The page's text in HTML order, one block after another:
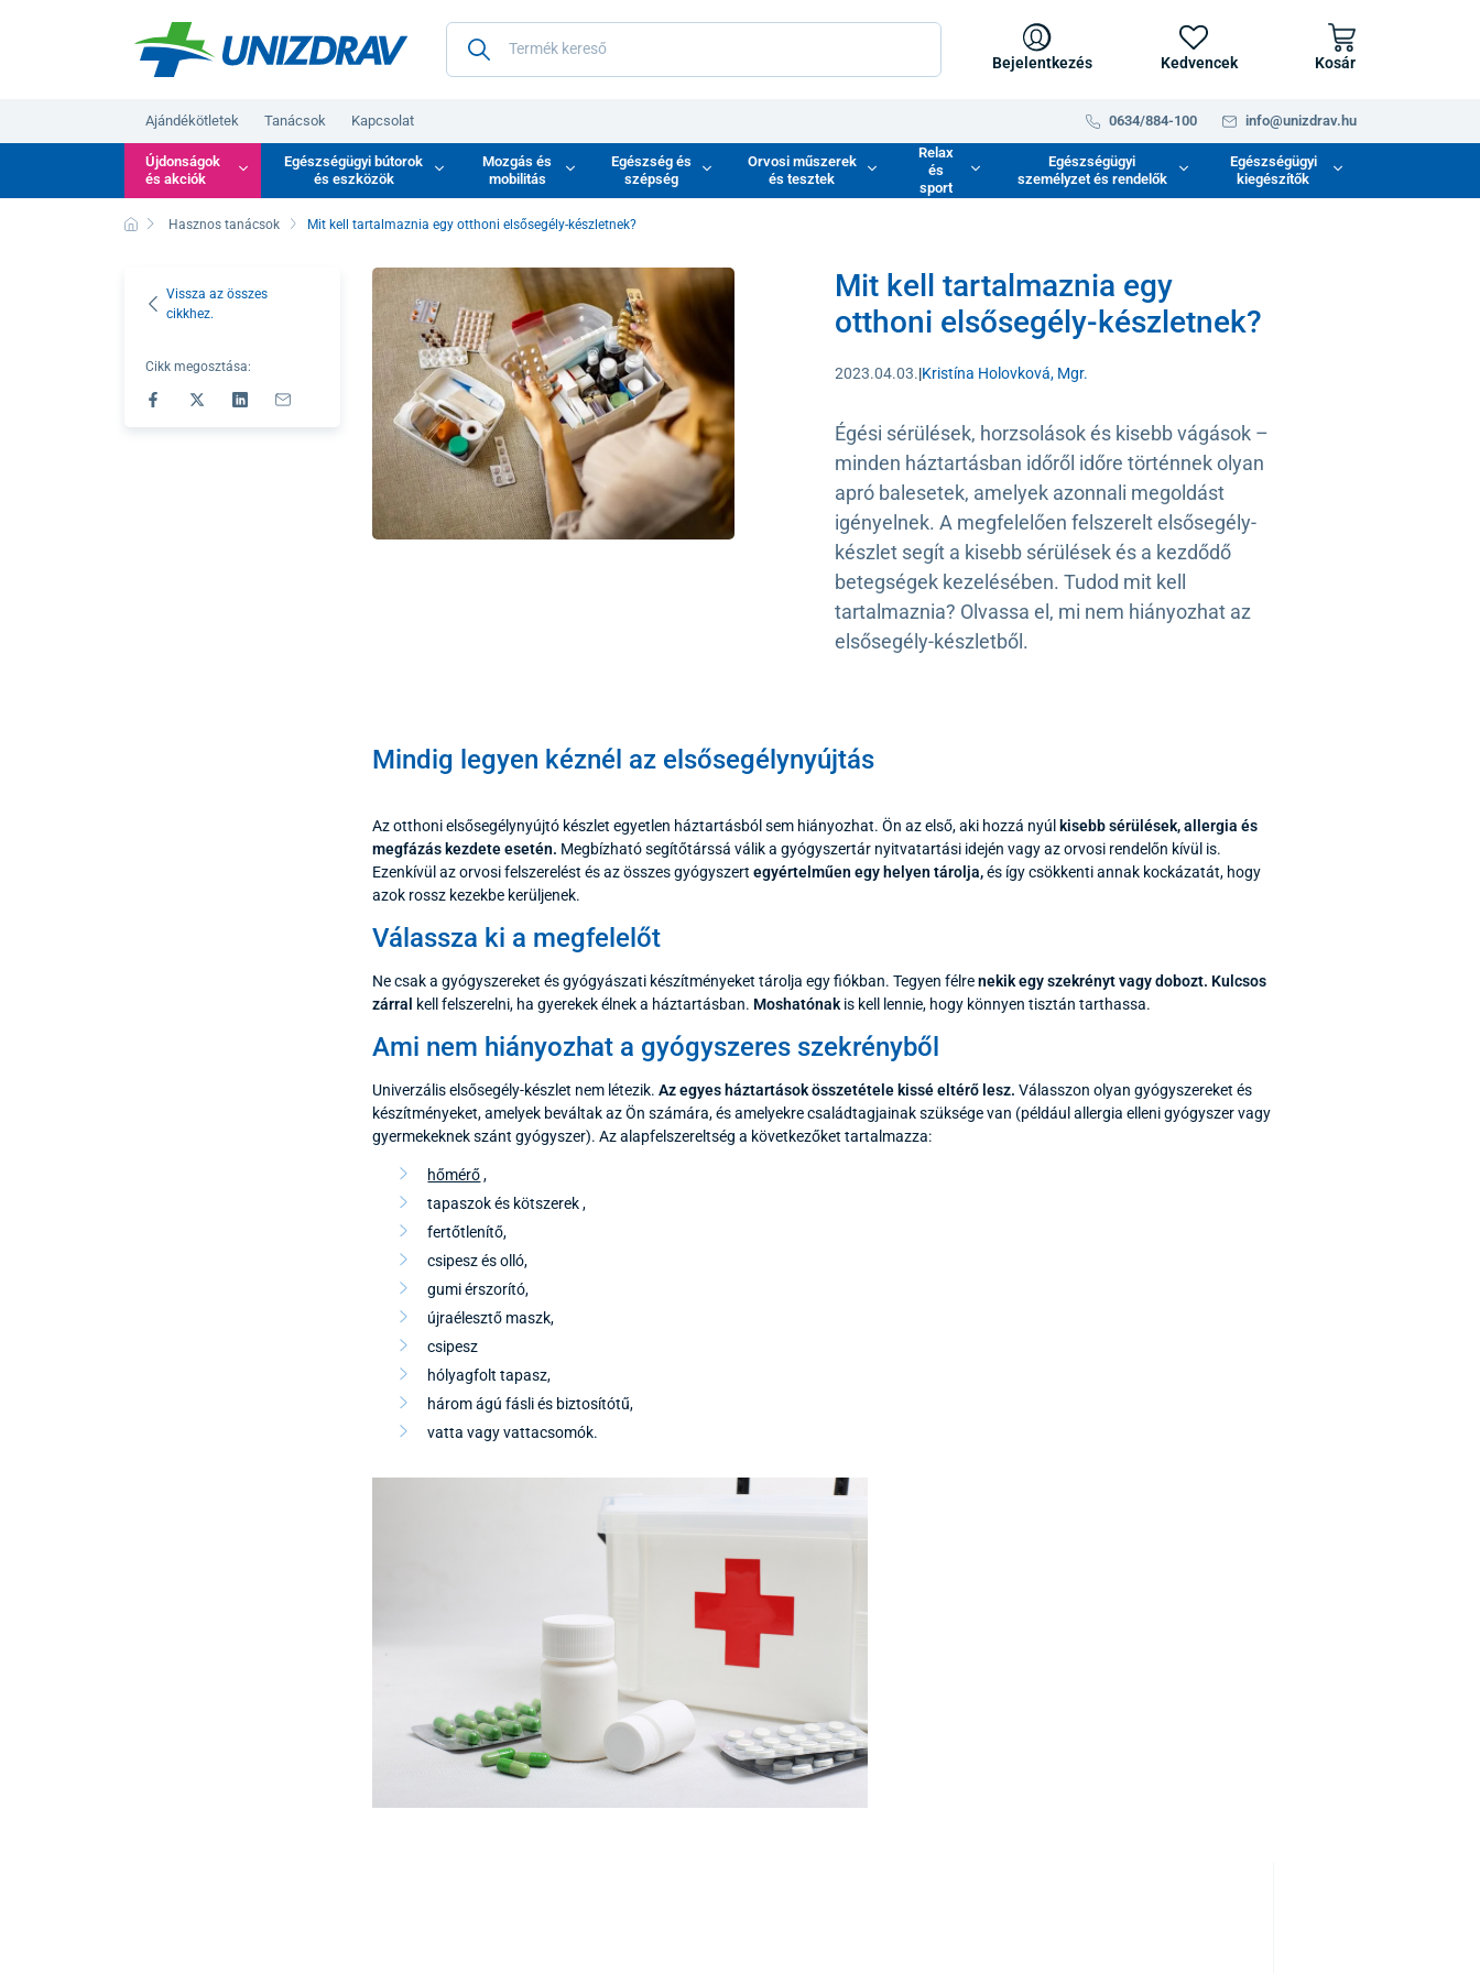
Bejelentkezés Kedvencek Kosár
Ajándékötletek Tanácsok Kapcsolat 0634/884-100 info@unizdrav.hu
Újdonságok
és akciók
Egészségügyi bútorok
és eszközök
Mozgás és
mobilitás
Egészség és
szépség
Orvosi műszerek
és tesztek
Relax
és
sport
Egészségügyi
személyzet és rendelők
Egészségügyi
kiegészítők
Hasznos tanácsok Mit kell tartalmaznia egy otthoni elsősegély-készletnek?
Vissza az összes
cikkhez.
Cikk megosztása:
Mit kell tartalmaznia egy
otthoni elsősegély-készletnek?
2023.04.03.|Kristína Holovková, Mgr.
Égési sérülések, horzsolások és kisebb vágások –
minden háztartásban időről időre történnek olyan
apró balesetek, amelyek azonnali megoldást
igényelnek. A megfelelően felszerelt elsősegély-
készlet segít a kisebb sérülések és a kezdődő
betegségek kezelésében. Tudod mit kell
tartalmaznia? Olvassa el, mi nem hiányozhat az
elsősegély-készletből.
Mindig legyen kéznél az elsősegélynyújtás
Az otthoni elsősegélynyújtó készlet egyetlen háztartásból sem hiányozhat. Ön az első, aki hozzá nyúl kisebb sérülések, allergia és
megfázás kezdete esetén. Megbízható segítőtárssá válik a gyógyszertár nyitvatartási idején vagy az orvosi rendelőn kívül is.
Ezenkívül az orvosi felszerelést és az összes gyógyszertegyértelműen egy helyen tárolja,és így csökkenti annak kockázatát, hogy
azok rossz kezekbe kerüljenek.
Válassza ki a megfelelőt
Ne csak a gyógyszereket és gyógyászati készítményeket tárolja egy fiókban. Tegyen félrenekik egy szekrényt vagy dobozt. Kulcsos
zárral
kell felszerelni, ha gyerekek élnek a háztartásban. Moshatónak is kell lennie, hogy könnyen tisztán tarthassa.
Ami nem hiányozhat a gyógyszeres szekrényből
Univerzális elsősegély-készlet nem létezik.Az egyes háztartások összetétele kissé eltérő lesz. Válasszon olyan gyógyszereket és
készítményeket, amelyek beváltak az Ön számára, és amelyekre családtagjainak szüksége van (például allergia elleni gyógyszer vagy
gyermekeknek szánt gyógyszer). Az alapfelszereltség a következőket tartalmazza:
hőmérő,
tapaszok és kötszerek ,
fertőtlenítő,
csipesz és olló,
gumi érszorító,
újraélesztő maszk,
csipesz
hólyagfolt tapasz,
három ágú fásli és biztosítótű,
vatta vagy vattacsomók.